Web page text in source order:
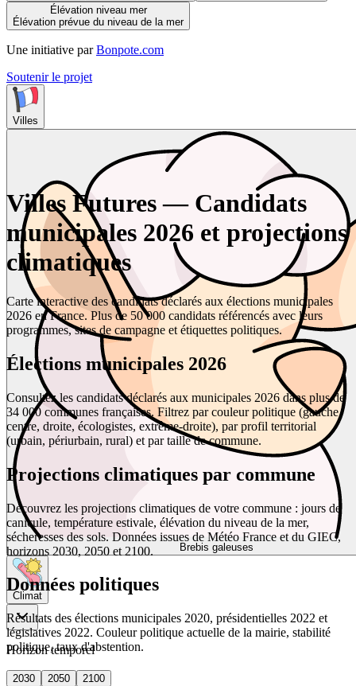
Élévation niveau mer
Élévation prévue du niveau de la mer
Une initiative par Bonpote.com
Soutenir le projet
Villes
Brebis galeuses
Climat
Horizon temporel
2030 2050
2100
Villes Futures — Candidats
municipales 2026 et projections
climatiques
Carte interactive des candidats déclarés aux élections municipales
2026 en France. Plus de 50 000 candidats référencés avec leurs
programmes, sites de campagne et étiquettes politiques.
Élections municipales 2026
Consultez les candidats déclarés aux municipales 2026 dans plus de
34 000 communes françaises. Filtrez par couleur politique (gauche,
centre, droite, écologistes, extrême-droite), par profil territorial
(urbain, périurbain, rural) et par taille de commune.
Projections climatiques par commune
Découvrez les projections climatiques de votre commune : jours de
canicule, température estivale, élévation du niveau de la mer,
sécheresses des sols. Données issues de Météo France et du GIEC,
horizons 2030, 2050 et 2100.
Données politiques
Résultats des élections municipales 2020, présidentielles 2022 et
législatives 2022. Couleur politique actuelle de la mairie, stabilité
politique, taux d'abstention.